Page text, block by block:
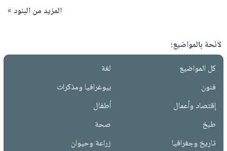
المزيد من البنود »
لائحة بالمواضيع:
كل المواضيع
لغة
فنون
بيوغرافيا ومذكرات
إقتصاد وأعمال
أطفال
طبخ
صحة
تاريخ وجغرافيا
زراعة وحيوان